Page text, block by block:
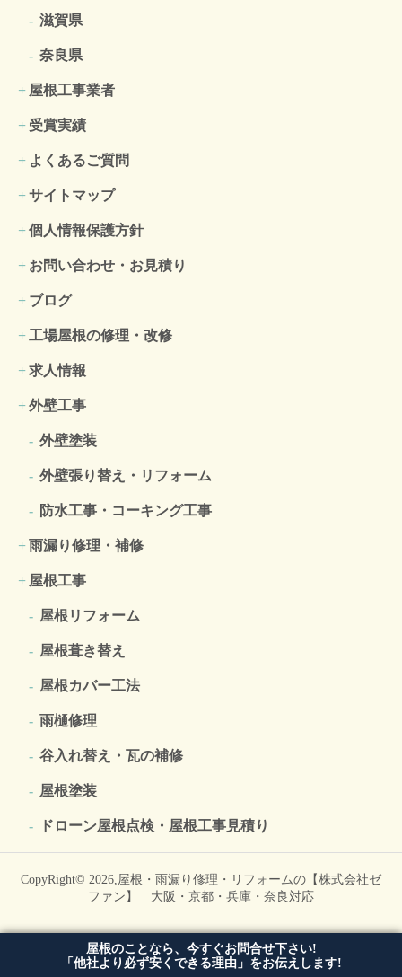
滋賀県
奈良県
屋根工事業者
受賞実績
よくあるご質問
サイトマップ
個人情報保護方針
お問い合わせ・お見積り
ブログ
工場屋根の修理・改修
求人情報
外壁工事
外壁塗装
外壁張り替え・リフォーム
防水工事・コーキング工事
雨漏り修理・補修
屋根工事
屋根リフォーム
屋根葺き替え
屋根カバー工法
雨樋修理
谷入れ替え・瓦の補修
屋根塗装
ドローン屋根点検・屋根工事見積り
CopyRight© 2026,屋根・雨漏り修理・リフォームの【株式会社ゼ
ファン】 大阪・京都・兵庫・奈良対応
屋根のことなら、今すぐお問合せ下さい!
「他社より必ず安くできる理由」をお伝えします!